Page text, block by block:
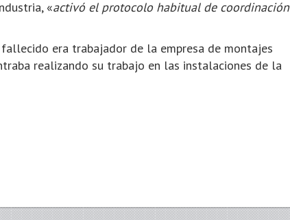
«activó el protocolo habitual de coordinación
era trabajador de la empresa de montajes
realizando su trabajo en las instalaciones de la